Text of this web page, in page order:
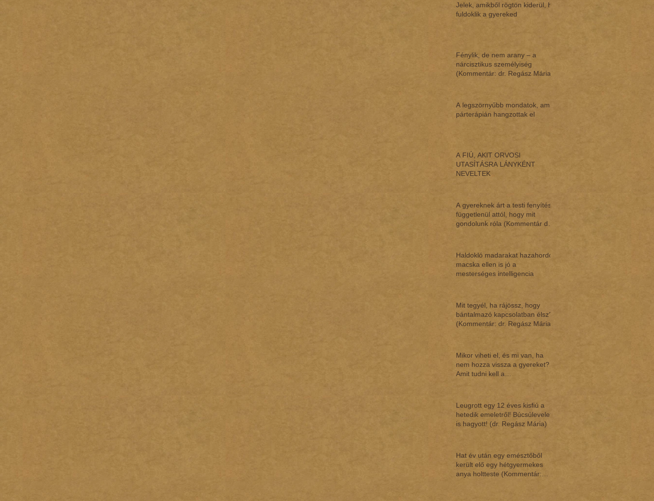
Jelek, amikből rögtön kiderül, ha
fuldoklik a gyereked
Fénylik, de nem arany – a
nárcisztikus személyiség
(Kommentár: dr. Regász Mária)
A legszörnyűbb mondatok, amik
párterápián hangzottak el
A FIÚ, AKIT ORVOSI
UTASÍTÁSRA LÁNYKÉNT
NEVELTEK
A gyereknek árt a testi fenyítés,
függetlenül attól, hogy mit
gondolunk róla (Kommentár dr.
Haldokló madarakat hazahordó
macska ellen is jó a
mesterséges intelligencia
Mit tegyél, ha rájössz, hogy
bántalmazó kapcsolatban élsz?
(Kommentár: dr. Regász Mária)
Mikor viheti el, és mi van, ha
nem hozza vissza a gyereket?
Amit tudni kell a
Leugrott egy 12 éves kisfiú a
hetedik emeletről! Búcsúlevelet
is hagyott! (dr. Regász Mária)
Hat év után egy emésztőből
került elő egy hétgyermekes
anya holtteste (Kommentár: